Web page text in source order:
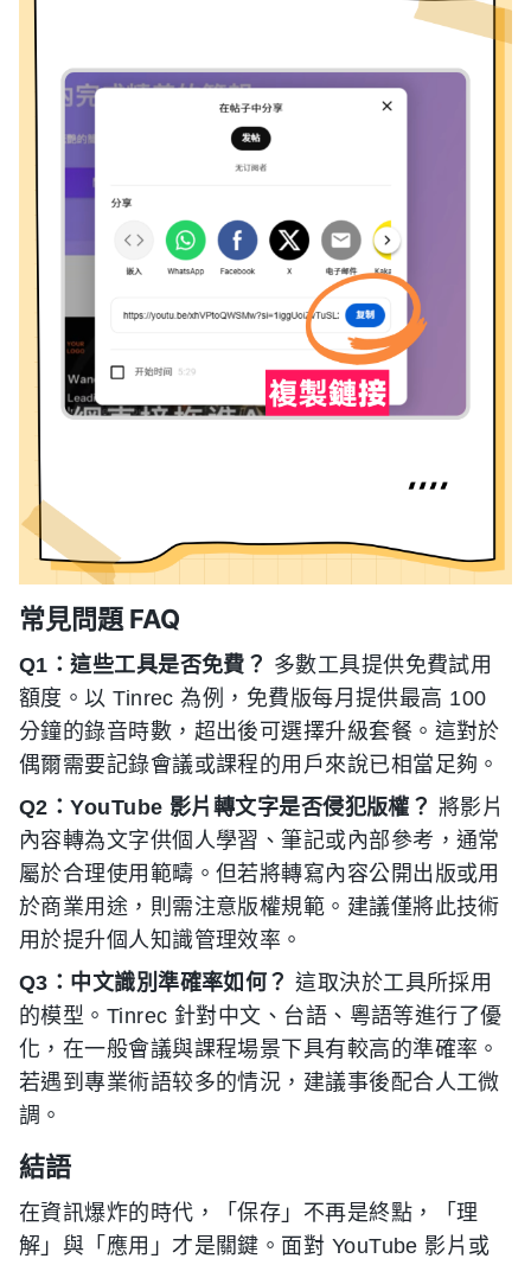
常見問題 FAQ
Q1：這些工具是否免費？ 多數工具提供免費試用
額度。以 Tinrec 為例，免費版每月提供最高 100
分鐘的錄音時數，超出後可選擇升級套餐。這對於
偶爾需要記錄會議或課程的用戶來說已相當足夠。
Q2：YouTube 影片轉文字是否侵犯版權？ 將影片
內容轉為文字供個人學習、筆記或內部參考，通常
屬於合理使用範疇。但若將轉寫內容公開出版或用
於商業用途，則需注意版權規範。建議僅將此技術
用於提升個人知識管理效率。
Q3：中文識別準確率如何？ 這取決於工具所採用
的模型。Tinrec 針對中文、台語、粵語等進行了優
化，在一般會議與課程場景下具有較高的準確率。
若遇到專業術語较多的情況，建議事後配合人工微
調。
結語
在資訊爆炸的時代，「保存」不再是終點，「理
解」與「應用」才是關鍵。面對 YouTube 影片或